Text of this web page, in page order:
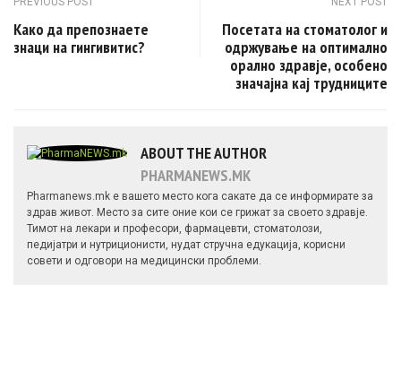
Post navigation
Како да препознаете
знаци на гингивитис?
Посетата на стоматолог и
одржување на оптимално
орално здравје, особено
значајна кај трудниците
ABOUT THE AUTHOR
PHARMANEWS.MK
Pharmanews.mk е вашето место кога сакате да се информирате за
здрав живот. Место за сите оние кои се грижат за своето здравје.
Тимот на лекари и професори, фармацевти, стоматолози,
педијатри и нутриционисти, нудат стручна едукација, корисни
совети и одговори на медицински проблеми.